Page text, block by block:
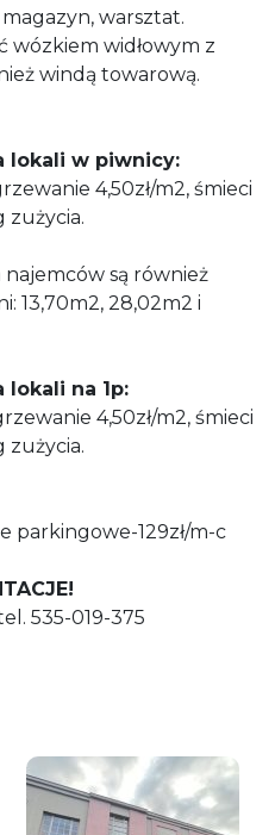
warsztat.
wózkiem widłowym z
windą towarową.
lokali w piwnicy:
4,50zł/m2, śmieci
zużycia.
są również
13,70m2, 28,02m2 i
lokali na 1p:
4,50zł/m2, śmieci
zużycia.
parkingowe-129zł/m-c
535-019-375